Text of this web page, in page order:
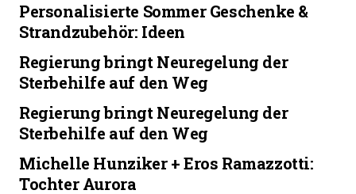
Personalisierte Sommer Geschenke &
Strandzubehör: Ideen
Regierung bringt Neuregelung der
Sterbehilfe auf den Weg
Regierung bringt Neuregelung der
Sterbehilfe auf den Weg
Michelle Hunziker + Eros Ramazzotti:
Tochter Aurora